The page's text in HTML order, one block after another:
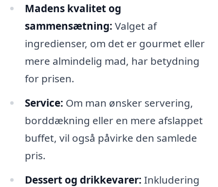
Madens kvalitet og
sammensætning: Valget af
ingredienser, om det er gourmet eller
mere almindelig mad, har betydning
for prisen.
Service: Om man ønsker servering,
borddækning eller en mere afslappet
buffet, vil også påvirke den samlede
pris.
Dessert og drikkevarer: Inkludering